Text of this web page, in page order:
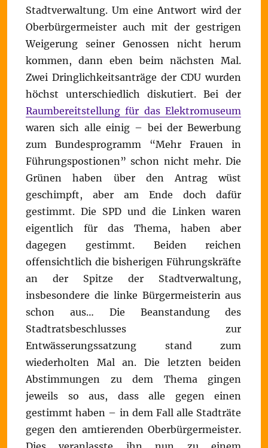
Stadtverwaltung. Um eine Antwort wird der
Oberbürgermeister auch mit der gestrigen
Weigerung seiner Genossen nicht herum
kommen, dann eben beim nächsten Mal.
Zwei Dringlichkeitsanträge der CDU wurden
höchst unterschiedlich diskutiert. Bei der
Raumbereitstellung für das Elektromuseum
waren sich alle einig – bei der Bewerbung
zum Bundesprogramm “Mehr Frauen in
Führungspostionen” schon nicht mehr. Die
Grünen haben über den Antrag wüst
geschimpft, aber am Ende doch dafür
gestimmt. Die SPD und die Linken waren
eigentlich für das Thema, haben aber
dagegen gestimmt. Beiden reichen
offensichtlich die bisherigen Führungskräfte
an der Spitze der Stadtverwaltung,
insbesondere die linke Bürgermeisterin aus
schon aus… Die Beanstandung des
Stadtratsbeschlusses zur
Entwässerungssatzung stand zum
wiederholten Mal an. Die letzten beiden
Abstimmungen zu dem Thema gingen
jeweils so aus, dass alle gegen einen
gestimmt haben – in dem Fall alle Stadträte
gegen den amtierenden Oberbürgermeister.